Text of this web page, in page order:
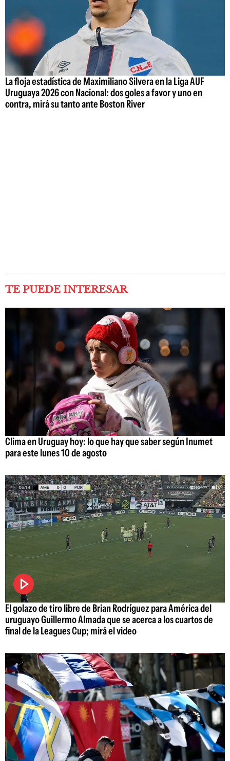
La floja estadística de Maximiliano Silvera en la Liga AUF
Uruguaya 2026 con Nacional: dos goles a favor y uno en
contra, mirá su tanto ante Boston River
TE PUEDE INTERESAR
Clima en Uruguay hoy: lo que hay que saber según Inumet
para este lunes 10 de agosto
El golazo de tiro libre de Brian Rodríguez para América del
uruguayo Guillermo Almada que se acerca a los cuartos de
final de la Leagues Cup; mirá el video